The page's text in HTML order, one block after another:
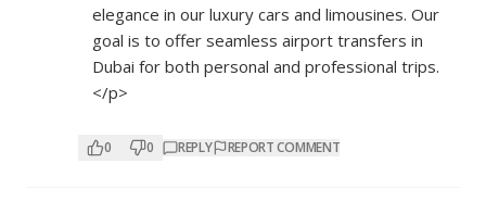
elegance in our luxury cars and limousines. Our
goal is to offer seamless airport transfers in
Dubai for both personal and professional trips.
</p>
0 0 REPLY REPORT COMMENT